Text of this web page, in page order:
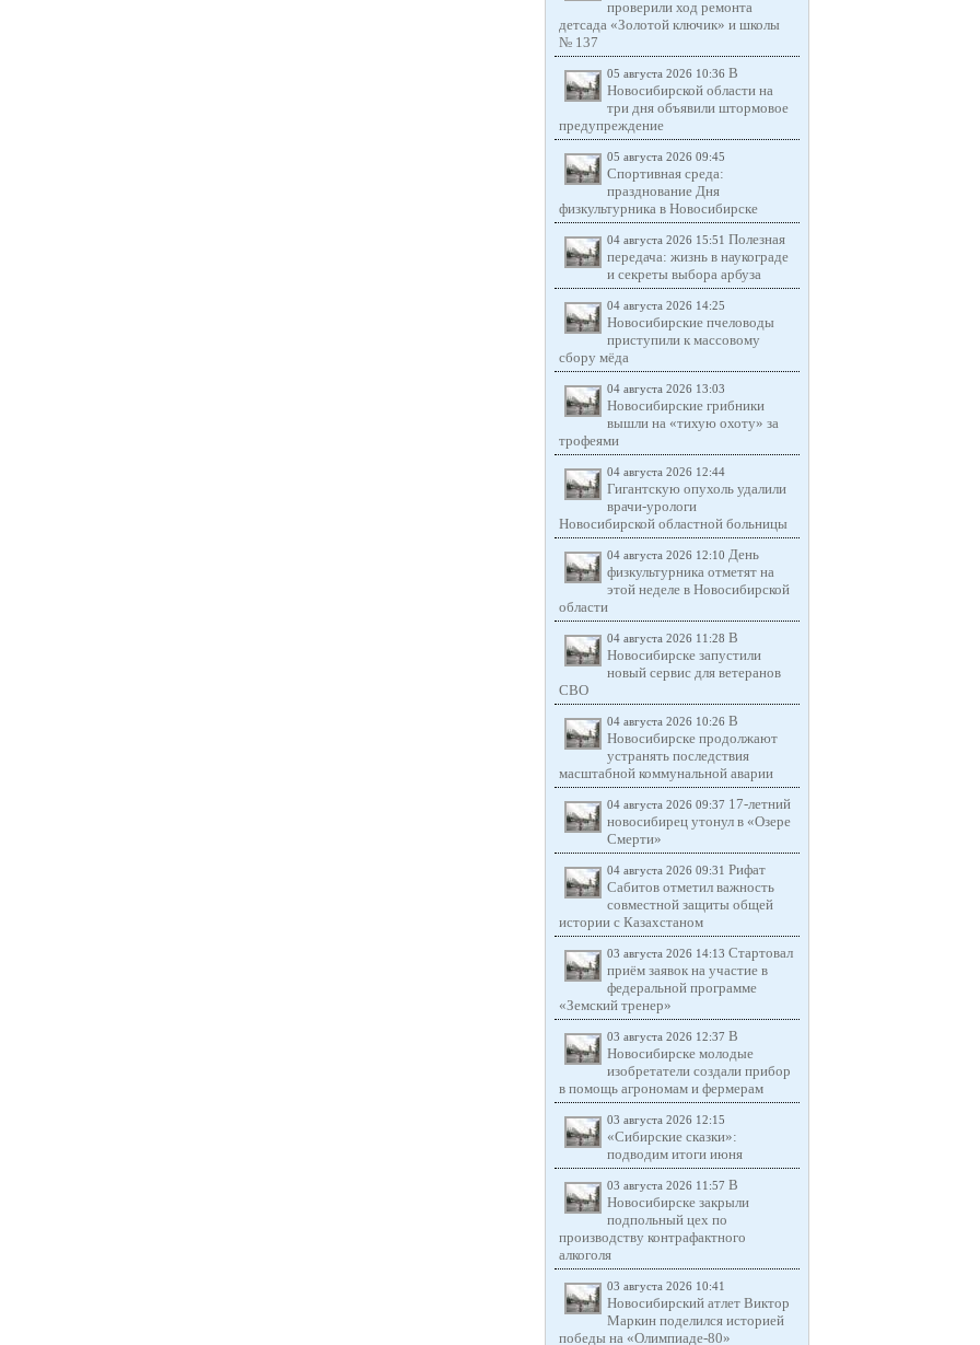
проверили ход ремонта
детсада «Золотой ключик» и школы
№ 137
05 августа 2026 10:36 В
Новосибирской области на
три дня объявили штормовое
предупреждение
05 августа 2026 09:45
Спортивная среда:
празднование Дня
физкультурника в Новосибирске
04 августа 2026 15:51 Полезная
передача: жизнь в наукограде
и секреты выбора арбуза
04 августа 2026 14:25
Новосибирские пчеловоды
приступили к массовому
сбору мёда
04 августа 2026 13:03
Новосибирские грибники
вышли на «тихую охоту» за
трофеями
04 августа 2026 12:44
Гигантскую опухоль удалили
врачи-урологи
Новосибирской областной больницы
04 августа 2026 12:10 День
физкультурника отметят на
этой неделе в Новосибирской
области
04 августа 2026 11:28 В
Новосибирске запустили
новый сервис для ветеранов
СВО
04 августа 2026 10:26 В
Новосибирске продолжают
устранять последствия
масштабной коммунальной аварии
04 августа 2026 09:37 17-летний
новосибирец утонул в «Озере
Смерти»
04 августа 2026 09:31 Рифат
Сабитов отметил важность
совместной защиты общей
истории с Казахстаном
03 августа 2026 14:13 Стартовал
приём заявок на участие в
федеральной программе
«Земский тренер»
03 августа 2026 12:37 В
Новосибирске молодые
изобретатели создали прибор
в помощь агрономам и фермерам
03 августа 2026 12:15
«Сибирские сказки»:
подводим итоги июня
03 августа 2026 11:57 В
Новосибирске закрыли
подпольный цех по
производству контрафактного
алкоголя
03 августа 2026 10:41
Новосибирский атлет Виктор
Маркин поделился историей
победы на «Олимпиаде-80»